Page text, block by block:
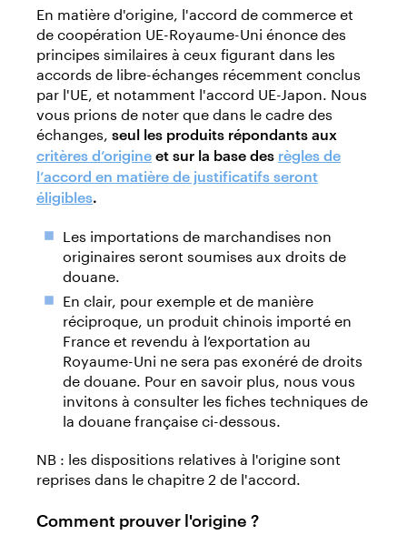
En matière d'origine, l'accord de commerce et
de coopération UE-Royaume-Uni énonce des
principes similaires à ceux figurant dans les
accords de libre-échanges récemment conclus
par l'UE, et notamment l'accord UE-Japon. Nous
vous prions de noter que dans le cadre des
échanges, seul les produits répondants aux
critères d’origineet sur la base des règles de
l’accord en matière de justificatifs seront
éligibles.
Les importations de marchandises non
originaires seront soumises aux droits de
douane.
En clair, pour exemple et de manière
réciproque, un produit chinois importé en
France et revendu à l’exportation au
Royaume-Uni ne sera pas exonéré de droits
de douane. Pour en savoir plus, nous vous
invitons à consulter les fiches techniques de
la douane française ci-dessous.
NB : les dispositions relatives à l'origine sont
reprises dans le chapitre 2 de l'accord.
Comment prouver l'origine ?